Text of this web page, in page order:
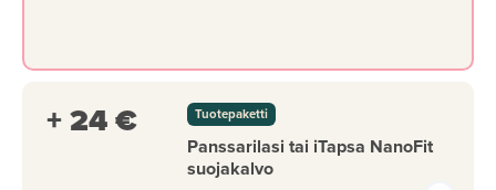
+ 24 € Tuotepaketti
Panssarilasi tai iTapsa NanoFit
suojakalvo